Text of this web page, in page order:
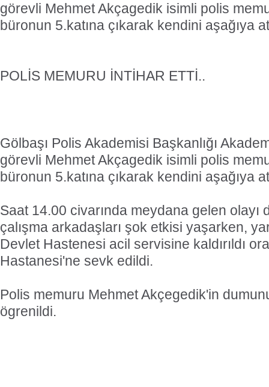
görevli Mehmet Akçagedik isimli polis
büronun 5.katına çıkarak kendini aşağıya
POLİS MEMURU İNTİHAR ETTİ..
Gölbaşı Polis Akademisi Başkanlığı
görevli Mehmet Akçagedik isimli polis
büronun 5.katına çıkarak kendini aşağıya
Saat 14.00 civarında meydana gelen olayı
çalışma arkadaşları şok etkisi yaşarken,
Devlet Hastenesi acil servisine kaldırıldı
Hastanesi'ne sevk edildi.
Polis memuru Mehmet Akçegedik'in
ögrenildi.